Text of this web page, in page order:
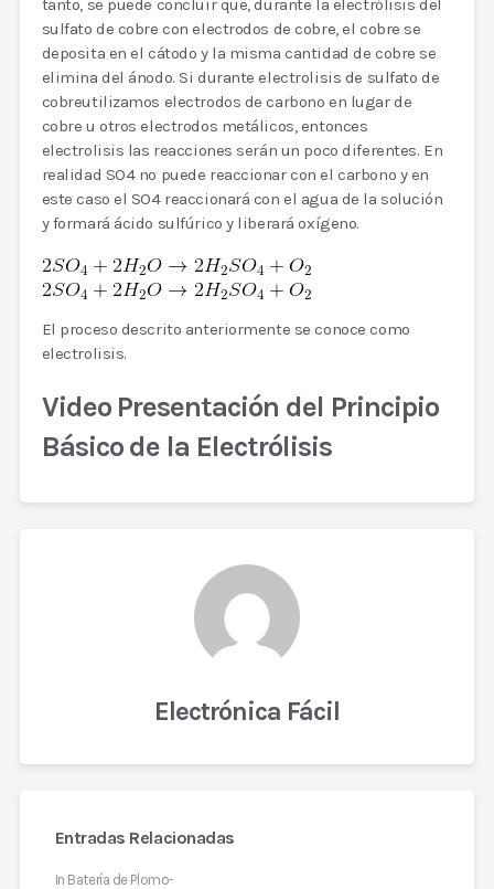
tanto, se puede concluir que, durante la electrólisis del
sulfato de cobre con electrodos de cobre, el cobre se
deposita en el cátodo y la misma cantidad de cobre se
elimina del ánodo. Si durante electrolisis de sulfato de
cobreutilizamos electrodos de carbono en lugar de
cobre u otros electrodos metálicos, entonces
electrolisis las reacciones serán un poco diferentes. En
realidad SO4 no puede reaccionar con el carbono y en
este caso el SO4 reaccionará con el agua de la solución
y formará ácido sulfúrico y liberará oxígeno.
El proceso descrito anteriormente se conoce como
electrolisis.
Video Presentación del Principio
Básico de la Electrólisis
Electrónica Fácil
Entradas Relacionadas
In Batería de Plomo-